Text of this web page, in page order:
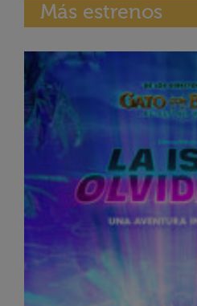
Más estrenos